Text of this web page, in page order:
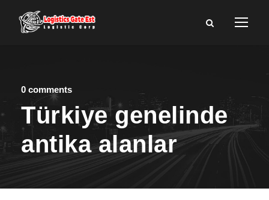
0 comments
Türkiye genelinde
antika alanlar